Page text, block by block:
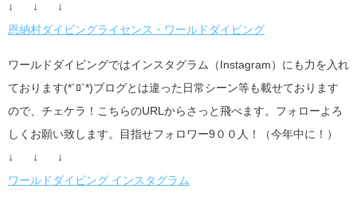
↓ ↓ ↓
恩納村ダイビングライセンス・ワールドダイビング
ワールドダイビングではインスタグラム（Instagram）にも力を入れ
ております(*´ﾛ`*)ブログとは違った日常シーン等も載せております
ので、チェケラ！こちらのURLからさっと飛べます。フォローよろ
しくお願い致します。目指せフォロワー9００人！（今年中に！）
↓ ↓ ↓
ワールドダイビング インスタグラム